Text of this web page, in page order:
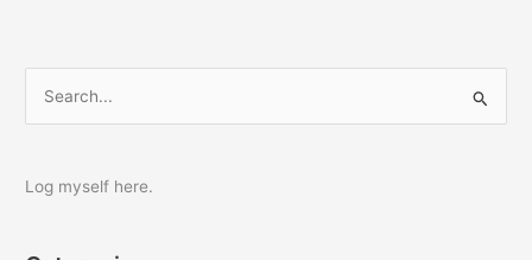
rLog myself here.